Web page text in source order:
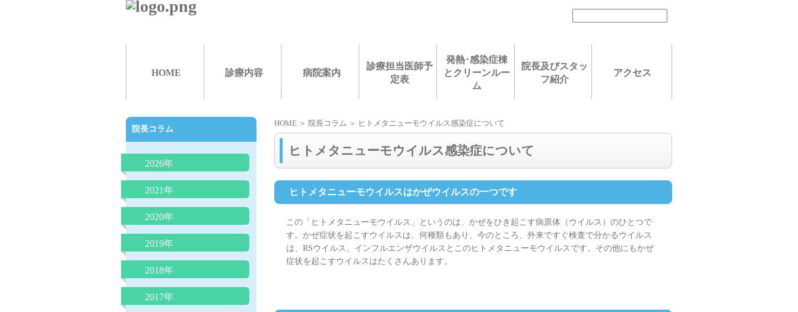
HOME 診療内容 病院案内
診療担当医師予
定表
発熱･感染症棟
とクリーンルー
ム
院長及びスタッ
フ紹介
アクセス
HOME ＞ 院長コラム ＞ ヒトメタニューモウイルス感染症について
ヒトメタニューモウイルス感染症について
ヒトメタニューモウイルスはかぜウイルスの一つです
この「ヒトメタニューモウイルス」というのは、かぜをひき起こす病原体（ウイルス）のひとつで
す。かぜ症状を起こすウイルスは、何種類もあり、今のところ、外来ですぐ検査で分かるウイルス
は、RSウイルス、インフルエンザウイルスとこのヒトメタニューモウイルスです。その他にもかぜ
症状を起こすウイルスはたくさんあります。
院長コラム
2026年
抗生剤の正しい使い方（どん
な時に必要か）
2021年
夜泣きにLGG乳酸菌（ヨーグ
ルト）が効果的？
外来で３０分で分かるアレル
ギー検査は本当に信頼できる
のか？
院長コラム 「魚アレルギ
ー」
2020年
院長コラム「アトピー性皮膚
炎の最新知識：プロアクティ
ブ療法」
院長コラム 「子どもの便秘
について」
2019年
インフルエンザの最新知識
ウイルス性下痢に整腸剤は効
果なし
2018年
苺状血管腫の治療がレーザー
治療から内服（プロプラノロ
2017年